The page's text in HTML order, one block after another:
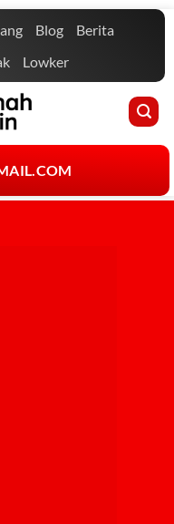
Blog
Berita
Lowker